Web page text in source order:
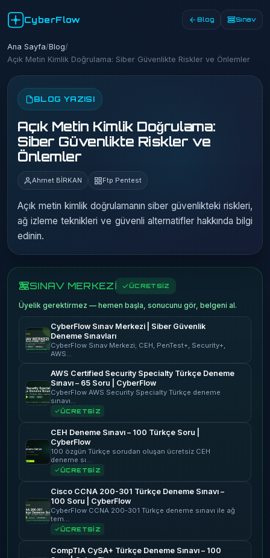
CyberFlow Blog Sınav
Ana Sayfa/Blog/
Açık Metin Kimlik Doğrulama: Siber Güvenlikte Riskler ve Önlemler
BLOG YAZISI
Açık Metin Kimlik Doğrulama:
Siber Güvenlikte Riskler ve
Önlemler
Ahmet BİRKAN Ftp Pentest
Açık metin kimlik doğrulamanın siber güvenlikteki riskleri,
ağ izleme teknikleri ve güvenli alternatifler hakkında bilgi
edinin.
SINAV MERKEZİ ÜCRETSİZ
Üyelik gerektirmez — hemen başla, sonucunu gör, belgeni al.
CyberFlow Sınav Merkezi | Siber Güvenlik
Deneme Sınavları
CyberFlow Sınav Merkezi; CEH, PenTest+, Security+,
AWS…
AWS Certified Security Specialty Türkçe Deneme
Sınavı – 65 Soru | CyberFlow
CyberFlow AWS Security Specialty Türkçe deneme
sınavı…
ÜCRETSİZ
CEH Deneme Sınavı – 100 Türkçe Soru |
CyberFlow
100 özgün Türkçe sorudan oluşan ücretsiz CEH
deneme sı…
ÜCRETSİZ
Cisco CCNA 200-301 Türkçe Deneme Sınavı –
100 Soru | CyberFlow
CyberFlow CCNA 200-301 Türkçe deneme sınavı ile ağ
tem…
ÜCRETSİZ
CompTIA CySA+ Türkçe Deneme Sınavı – 100